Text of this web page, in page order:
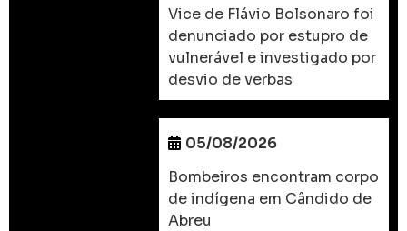
Vice de Flávio Bolsonaro foi
denunciado por estupro de
vulnerável e investigado por
desvio de verbas
05/08/2026
Bombeiros encontram corpo
de indígena em Cândido de
Abreu